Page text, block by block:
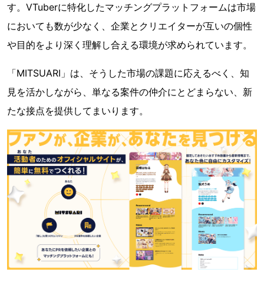
す。VTuberに特化したマッチングプラットフォームは市場
においても数が少なく、企業とクリエイターが互いの個性
や目的をより深く理解し合える環境が求められています。
「MITSUARI」は、そうした市場の課題に応えるべく、知
見を活かしながら、単なる案件の仲介にとどまらない、新
たな接点を提供してまいります。